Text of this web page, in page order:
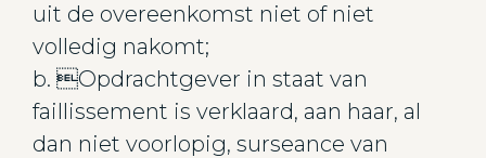
uit de overeenkomst niet of niet
volledig nakomt;
b. Opdrachtgever in staat van
faillissement is verklaard, aan haar, al
dan niet voorlopig, surseance van